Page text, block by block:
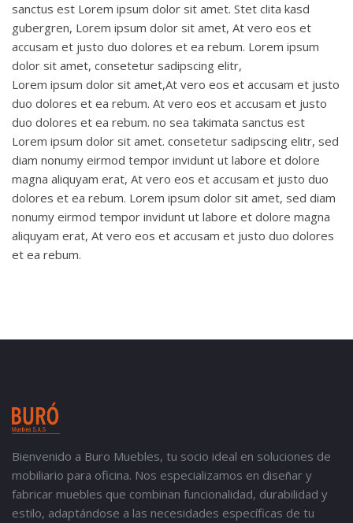
sanctus est Lorem ipsum dolor sit amet. Stet clita kasd
gubergren, Lorem ipsum dolor sit amet, At vero eos et
accusam et justo duo dolores et ea rebum. Lorem ipsum
dolor sit amet, consetetur sadipscing elitr,
Lorem ipsum dolor sit amet,At vero eos et accusam et justo
duo dolores et ea rebum. At vero eos et accusam et justo
duo dolores et ea rebum. no sea takimata sanctus est
Lorem ipsum dolor sit amet. consetetur sadipscing elitr, sed
diam nonumy eirmod tempor invidunt ut labore et dolore
magna aliquyam erat, At vero eos et accusam et justo duo
dolores et ea rebum. Lorem ipsum dolor sit amet, sed diam
nonumy eirmod tempor invidunt ut labore et dolore magna
aliquyam erat, At vero eos et accusam et justo duo dolores
et ea rebum.
Bienvenido a Buro Muebles, tu socio ideal en soluciones de
mobiliario para oficina. Nos especializamos en diseñar y
fabricar muebles que combinan funcionalidad, durabilidad y
estilo, adaptándose a las necesidades específicas de tu